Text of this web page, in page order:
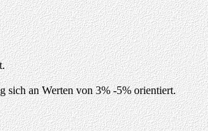
sich an Werten von 3% -5% orientiert.